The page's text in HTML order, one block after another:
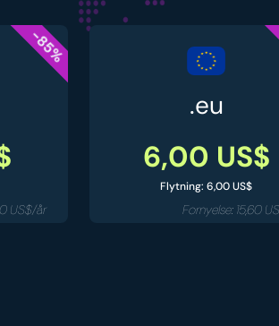
-85%
US$/år
.eu
6,00 US$
Flytning: 6,00 US$
Fornyelse: 15,60